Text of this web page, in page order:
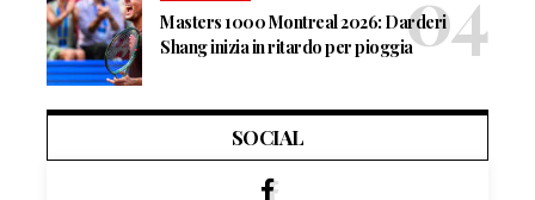
Masters 1000 Montreal 2026: Darderi
Shang inizia in ritardo per pioggia
SOCIAL